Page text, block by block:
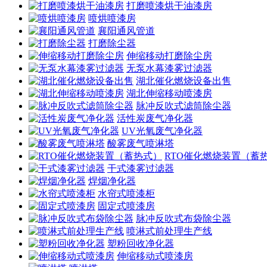
打磨喷漆烘干油漆房
喷烘喷漆房
襄阳通风管道
打磨除尘器
伸缩移动打磨除尘房
无泵水幕漆雾过滤器
湖北催化燃烧设备出售
湖北伸缩移动喷漆房
脉冲反吹式滤筒除尘器
活性炭废气净化器
UV光氧废气净化器
酸雾废气喷淋塔
RTO催化燃烧装置（蓄
干式漆雾过滤器
焊烟净化器
水帘式喷漆柜
固定式喷漆房
脉冲反吹式布袋除尘器
喷淋式前处理生产线
塑粉回收净化器
伸缩移动式喷漆房